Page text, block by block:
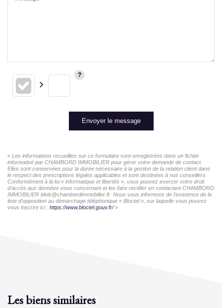
Envoyer le message
« Les informations recueillies sur ce formulaire sont enregistrées dans un fichier
informatisé par CHAMBORD IMMOBILIER pour gérer votre demande de contact.
Elles sont conservées pour la durée nécessaire à la gestion de la relation client dans
le respect des prescriptions légales applicables et sont destinées à nos conseillers
Conformément à la loi « informatique et libertés », vous pouvez exercer votre droit
d'accès aux données vous concernant et les faire rectifier en contactant CHAMBORD
IMMOBILIER blois@chambordimmobilier.fr. Nous vous informons de l'existence de la
liste d'opposition au démarchage téléphonique « Bloctel », sur laquelle vous pouvez
vous inscrire ici : https://www.bloctel.gouv.fr/»
Les biens similaires